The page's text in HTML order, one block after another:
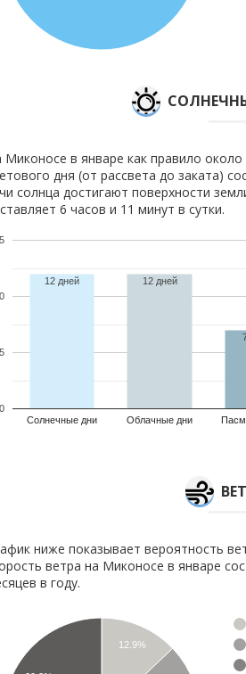
Миконосе в январе как правило
дня (от рассвета до заката)
солнца достигают поверхности
6 часов и 11 минут в сутки.
Солнечные дни Облачные дни
0
5
12 дней 12 дней
ниже показывает вероятность
ветра на Миконосе в январе
в году.
12.9%